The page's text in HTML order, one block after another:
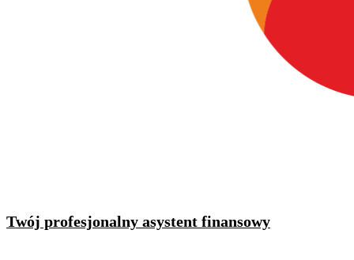
Twój profesjonalny asystent finansowy